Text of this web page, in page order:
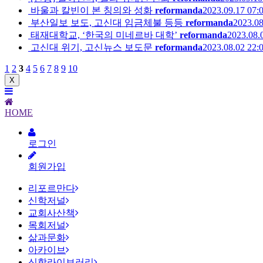
바울과 칼빈이 본 칭의와 성화 reformanda2023.09.17
부산일보 보도, 고신대 임금체불 등등 reformanda
태재대학교, ‘한국의 미네르바 대학’ reformanda
고신대 위기, 고신뉴스 보도문 reformanda2023.08.02
1 2 3 4 5 6 7 8 9 10
X
HOME
로그인
회원가입
리포르만다
신학저널
교회사산책
목회저널
삶과문화
아카이브